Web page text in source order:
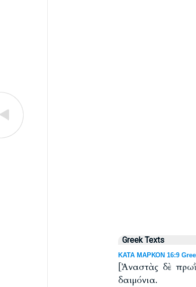
Greek Texts
ΚΑΤΑ ΜΑΡΚΟΝ 16:9
[Ἀναστὰς δὲ
δαιμόνια.